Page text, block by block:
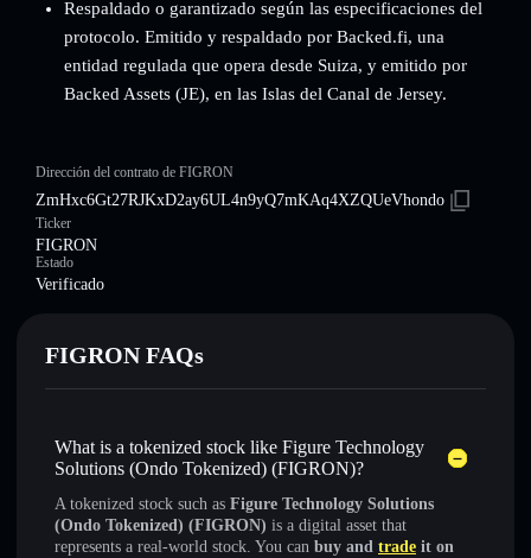
Respaldado o garantizado según las especificaciones del
protocolo. Emitido y respaldado por Backed.fi, una
entidad regulada que opera desde Suiza, y emitido por
Backed Assets (JE), en las Islas del Canal de Jersey.
Dirección del contrato de FIGRON
ZmHxc6Gt27RJKxD2ay6UL4n9yQ7mKAq4XZQUeVhondo
Ticker
FIGRON
Estado
Verificado
FIGRON FAQs
What is a tokenized stock like Figure Technology
Solutions (Ondo Tokenized) (FIGRON)?
A tokenized stock such as Figure Technology Solutions
(Ondo Tokenized) (FIGRON) is a digital asset that
represents a real-world stock. You can buy and trade it on